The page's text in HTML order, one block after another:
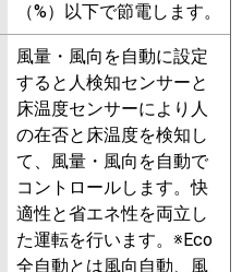
PA-P63U7GNCX
PLZ-
PLZ-ZRMP63HBF5
PLZ-
PLZ-ZRMP63HF4
PLZ-
PLZ-ZRMP63HF3
PLZ-
PLZ-ZRMP63HLF2
PLZ-
PLZ-ZRMP63EFZ
（%）以下で節電します。
風量・風向を自動に設定
すると人検知センサーと
床温度センサーにより人
の在否と床温度を検知し
て、風量・風向を自動で
コントロールします。快
適性と省エネ性を両立し
た運転を行います。※Eco
全自動とは風向自動、風